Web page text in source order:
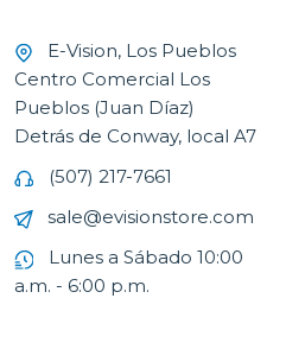
E-Vision, Los Pueblos
Centro Comercial Los
Pueblos (Juan Díaz)
Detrás de Conway, local A7
(507) 217-7661
sale@evisionstore.com
Lunes a Sábado 10:00
a.m. - 6:00 p.m.